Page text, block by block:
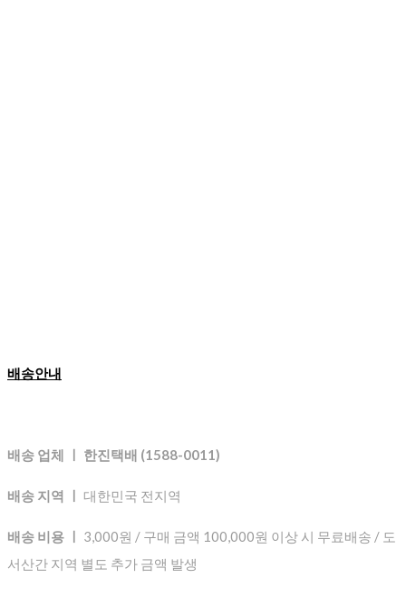
배송안내
배송 업체 ㅣ 한진택배 (1588-0011)
배송 지역 ㅣ 대한민국 전지역
배송 비용 ㅣ 3,000원 / 구매 금액 100,000원 이상 시 무료배송 / 도
서산간 지역 별도 추가 금액 발생